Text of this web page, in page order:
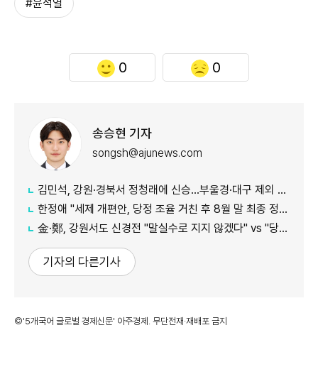
#윤석열
0 0
송승현 기자
songsh@ajunews.com
김민석, 강원·경북서 정청래에 신승…부울경·대구 제외 모두 웃었다
한정애 "세제 개편안, 당정 조율 거친 후 8월 말 최종 정리 가능"
金·鄭, 강원서도 신경전 "말실수로 지지 않겠다" vs "당대표인 양 행동"
기자의 다른기사
©'5개국어 글로벌 경제신문' 아주경제. 무단전재·재배포 금지